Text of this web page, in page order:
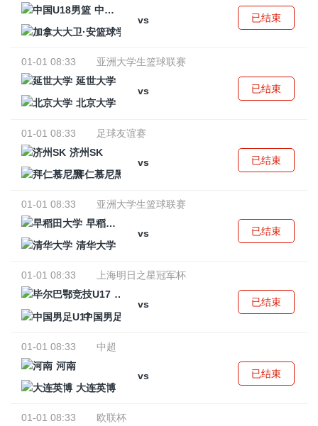
中国U18男篮
vs
已结束
01-01 08:33
亚洲大学生篮球联赛
延世大学
vs
北京大学
已结束
01-01 08:33
足球友谊赛
济州SK
vs
拜仁慕尼黑
已结束
01-01 08:33
亚洲大学生篮球联赛
早稻田大学
vs
清华大学
已结束
01-01 08:33
上海明日之星冠军杯
毕尔巴鄂竞技U17
vs
中国男足U17
已结束
01-01 08:33
中超
河南
vs
大连英博
已结束
01-01 08:33
欧联杯